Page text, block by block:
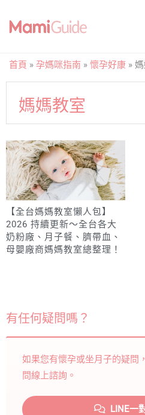
首頁 » 孕媽咪指南 » 懷孕好康 »
媽媽教室
【全台媽媽教室懶人包】
2026 持續更新～全台各大
奶粉廠、月子餐、臍帶血、
母嬰廠商媽媽教室總整理！
有任何疑問嗎？
如果您有懷孕或坐月子的疑問
問線上諮詢。
LINE一